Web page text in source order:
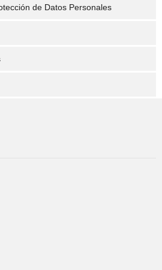
de Datos Personales